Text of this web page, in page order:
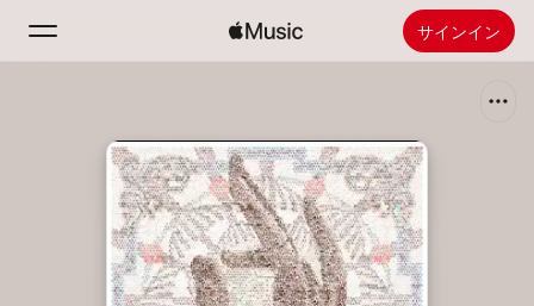
サインイン
ホーム
新着おすすめ
ラジオ
Apple Musicをインストール